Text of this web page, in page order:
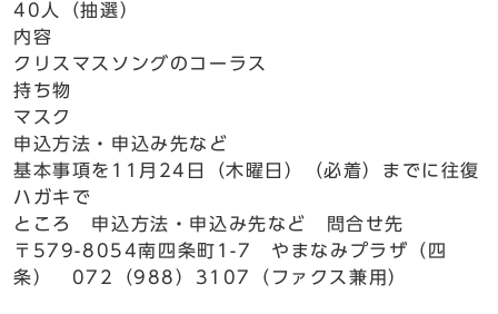
40人（抽選）
内容
クリスマスソングのコーラス
持ち物
マスク
申込方法・申込み先など
基本事項を11月24日（木曜日）（必着）までに往復
ハガキで
ところ 申込方法・申込み先など 問合せ先
〒579-8054南四条町1-7 やまなみプラザ（四
条） 072（988）3107（ファクス兼用）